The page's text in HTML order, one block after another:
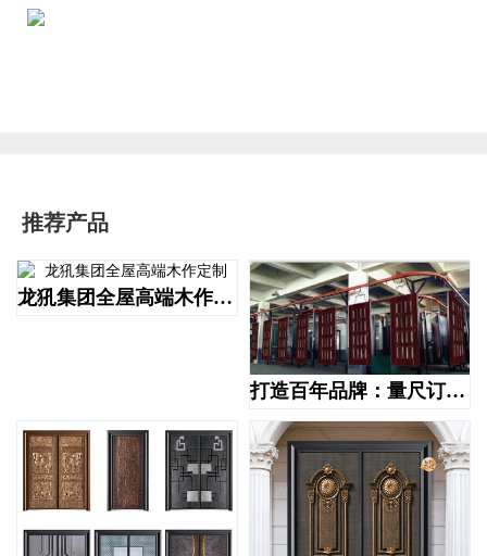
推荐产品
龙犼集团全屋高端木作定制
打造百年品牌：量尺订做高端防盗门